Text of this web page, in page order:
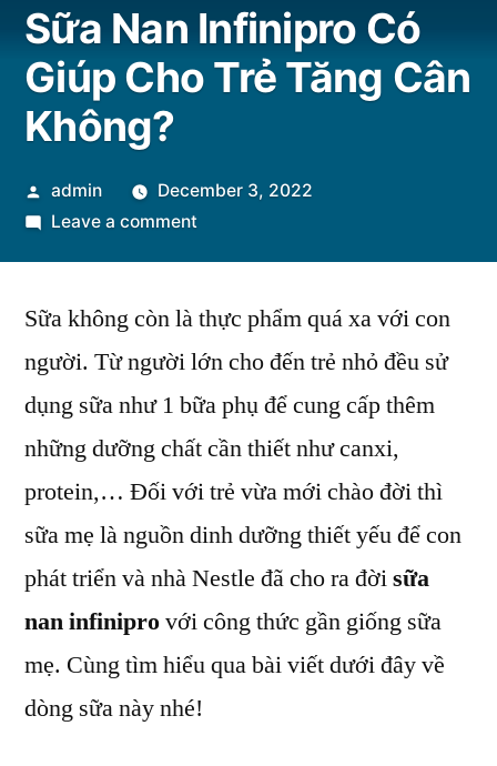
Sữa Nan Infinipro Có
Giúp Cho Trẻ Tăng Cân
Không?
Posted
by
admin
December 3, 2022
Leave a commenton
Infinipro
Giúp
Cho
Trẻ
Cân
Không?
Sữa không còn là thực phẩm quá xa với con
người. Từ người lớn cho đến trẻ nhỏ đều sử
dụng sữa như 1 bữa phụ để cung cấp thêm
những dưỡng chất cần thiết như canxi,
protein,… Đối với trẻ vừa mới chào đời thì
sữa mẹ là nguồn dinh dưỡng thiết yếu để con
phát triển và nhà Nestle đã cho ra đờisữa
nan infiniprovới công thức gần giống sữa
mẹ. Cùng tìm hiểu qua bài viết dưới đây về
dòng sữa này nhé!